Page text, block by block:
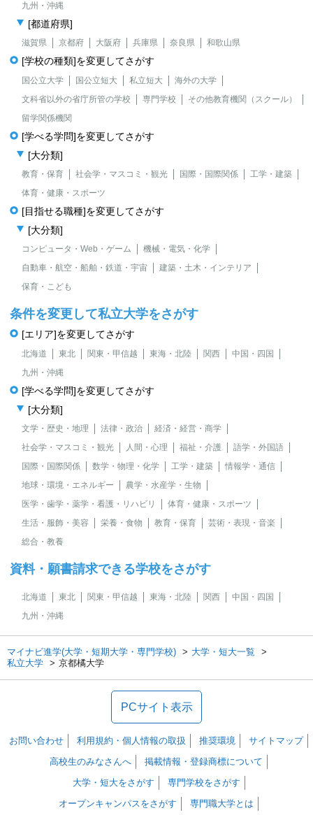
九州・沖縄
[都道府県]
滋賀県 京都府 大阪府 兵庫県 奈良県 和歌山県
[学校の種類]を変更してさがす
国公立大学 国公立短大 私立短大
海外の大学
文科省以外の省庁所管の学校
専門学校
その他教育機関（スクール）
留学関係機関
[学べる学問]を変更してさがす
[大分類]
教育・保育 社会学・マスコミ・観光 国際・国際関係
工学・建築
体育・健康・スポーツ
[目指せる職種]を変更してさがす
[大分類]
コンピュータ・Web・ゲーム
機械・電気・化学
自動車・航空・船舶・鉄道・宇宙
建築・土木・インテリア
保育・こども
条件を変更して私立大学をさがす
[エリア]を変更してさがす
北海道 東北 関東・甲信越 東海・北陸 関西
中国・四国
九州・沖縄
[学べる学問]を変更してさがす
[大分類]
文学・歴史・地理 法律・政治
経済・経営・商学
社会学・マスコミ・観光
人間・心理 福祉・介護
語学・外国語
国際・国際関係
数学・物理・化学 工学・建築
情報学・通信
地球・環境・エネルギー
農学・水産学・生物
医学・歯学・薬学・看護・リハビリ
体育・健康・スポーツ
生活・服飾・美容
栄養・食物 教育・保育
芸術・表現・音楽
総合・教養
資料・願書請求できる学校をさがす
北海道 東北 関東・甲信越 東海・北陸 関西
中国・四国
九州・沖縄
マイナビ進学(大学・短期大学・専門学校)
大学・短大一覧
私立大学
京都橘大学
PCサイト表示
お問い合わせ 利用規約・個人情報の取扱 推奨環境
サイトマップ
高校生のみなさんへ
掲載情報・登録商標について
大学・短大をさがす
専門学校をさがす
オープンキャンパスをさがす
専門職大学とは